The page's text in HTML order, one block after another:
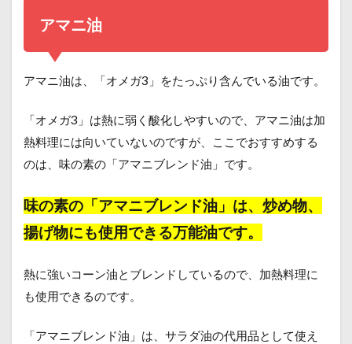
アマニ油
アマニ油は、「オメガ3」をたっぷり含んでいる油です。
「オメガ3」は熱に弱く酸化しやすいので、アマニ油は加
熱料理には向いていないのですが、ここでおすすめする
のは、味の素の「アマニブレンド油」です。
味の素の「アマニブレンド油」は、炒め物、
揚げ物にも使用できる万能油です。
熱に強いコーン油とブレンドしているので、加熱料理に
も使用できるのです。
「アマニブレンド油」は、サラダ油の代用品として使え